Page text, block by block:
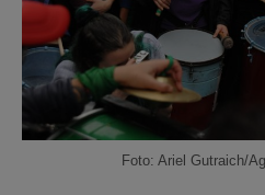
Foto: Ariel Gutraich/